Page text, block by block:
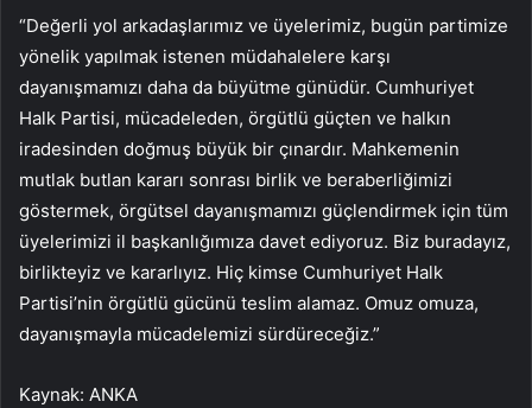
“Değerli yol arkadaşlarımız ve üyelerimiz, bugün partimize
yönelik yapılmak istenen müdahalelere karşı
dayanışmamızı daha da büyütme günüdür. Cumhuriyet
Halk Partisi, mücadeleden, örgütlü güçten ve halkın
iradesinden doğmuş büyük bir çınardır. Mahkemenin
mutlak butlan kararı sonrası birlik ve beraberliğimizi
göstermek, örgütsel dayanışmamızı güçlendirmek için tüm
üyelerimizi il başkanlığımıza davet ediyoruz. Biz buradayız,
birlikteyiz ve kararlıyız. Hiç kimse Cumhuriyet Halk
Partisi’nin örgütlü gücünü teslim alamaz. Omuz omuza,
dayanışmayla mücadelemizi sürdüreceğiz.”
Kaynak: ANKA